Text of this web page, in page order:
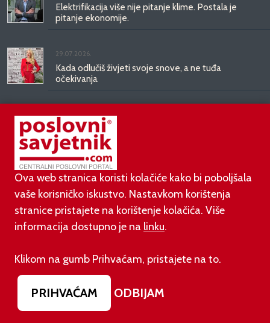
Elektrifikacija više nije pitanje klime. Postala je
pitanje ekonomije.
29.07.2026.
Kada odlučiš živjeti svoje snove, a ne tuđa
očekivanja
20.07.2026.
Upoznajte Ljerku, ženu koja drži ključeve
najpreciznije strojne obrade i diktira pravila u svijetu
mehanike
PAUZA
Bugatti Destrier: skulptura stvorena za vječnost
06.08.2026.
Više od 13 milijuna Fantasy Premier League igrača
Ova web stranica koristi kolačiće kako bi poboljšala
vaše korisničko iskustvo. Nastavkom korištenja
stranice pristajete na korištenje kolačića. Više
informacija dostupno je na linku.
Klikom na gumb Prihvaćam, pristajete na to.
PRIHVAĆAM ODBIJAM